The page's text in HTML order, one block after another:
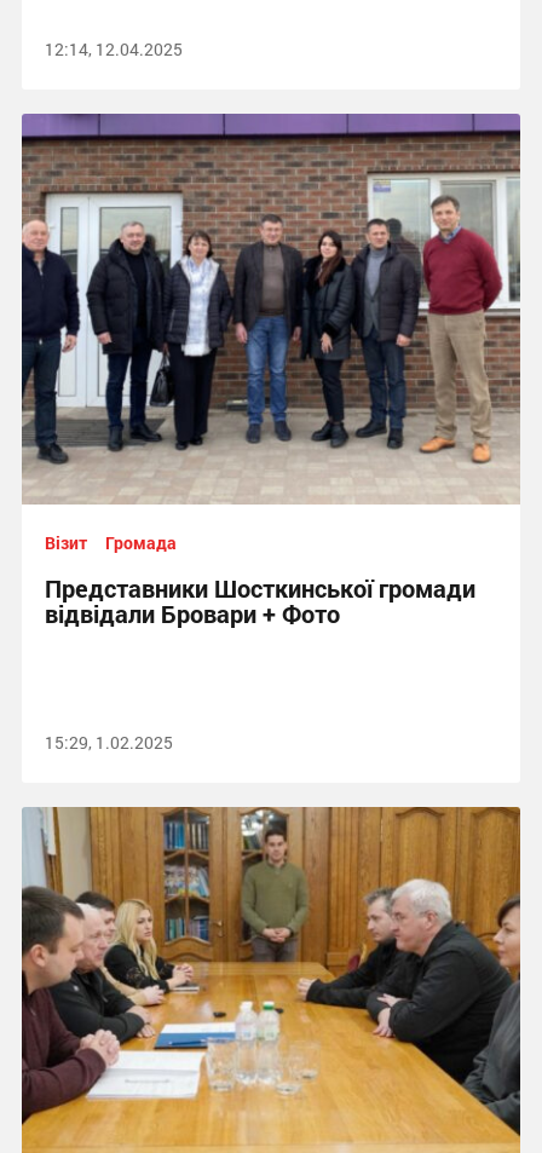
12:14, 12.04.2025
Візит Громада
Представники Шосткинської громади
відвідали Бровари + Фото
15:29, 1.02.2025